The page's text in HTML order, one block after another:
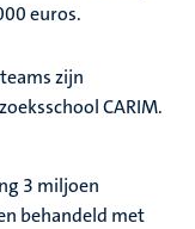
euros.
zijn
CARIM.
3 miljoen
behandeld met